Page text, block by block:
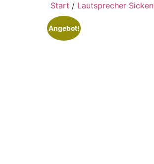
Start / Lautsprecher Sicken
Angebot!